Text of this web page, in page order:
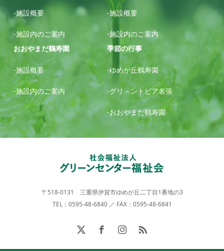
-施設概要
-施設内のご案内
-施設概要
-施設内のご案内
おおやまだ鶴寿園
-施設概要
-施設内のご案内
季節の行事
-ゆめが丘鶴寿園
-グリ－ントピア名張
-おおやまだ鶴寿園
〒518-0131 三重県伊賀市ゆめが丘二丁目1番地の3
TEL：0595-48-6840 ／ FAX：0595-48-6841